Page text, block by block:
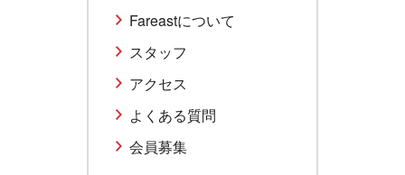
Fareastについて
スタッフ
アクセス
よくある質問
会員募集